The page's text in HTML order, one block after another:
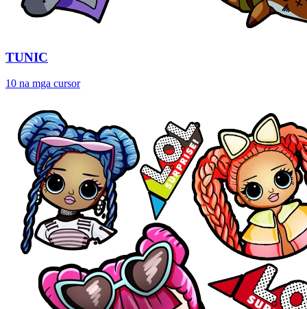
TUNIC
10 na mga cursor